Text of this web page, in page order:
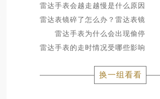
雷达手表会越走越慢是什么原因
雷达表镜碎了怎么办？雷达表镜
雷达手表为什么会出现偷停
雷达手表的走时情况受哪些影响
换一组看看